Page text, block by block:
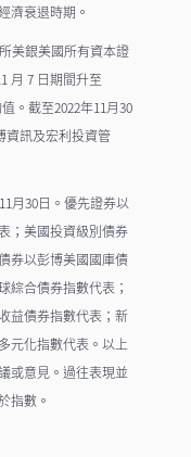
濟衰退時期。
美銀美國所有資本證
月 7 日期間升至
。截至2022年11月30
資訊及宏利投資管
月30日。優先證券以
；美國投資級別債券
券以彭博美國國庫債
綜合債券指數代表；
益債券指數代表；新
元化指數代表。以上
或意見。過往表現並
指數。